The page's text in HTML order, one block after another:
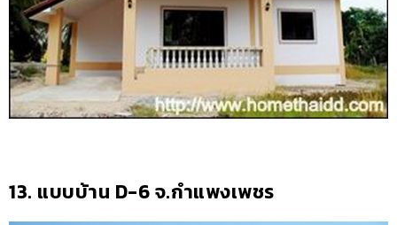
13. แบบบ้าน D-6 จ.กำแพงเพชร